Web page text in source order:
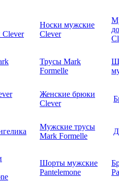
Clever
Носки мужские
Clever
Трусы Mark
Formelle
Женские брюки
Clever
Мужские трусы
Mark Formelle
Шорты мужские
Pantelemone